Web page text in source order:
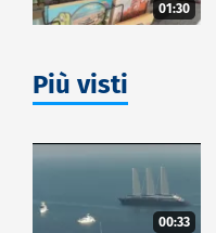
01:30
Più visti
00:33